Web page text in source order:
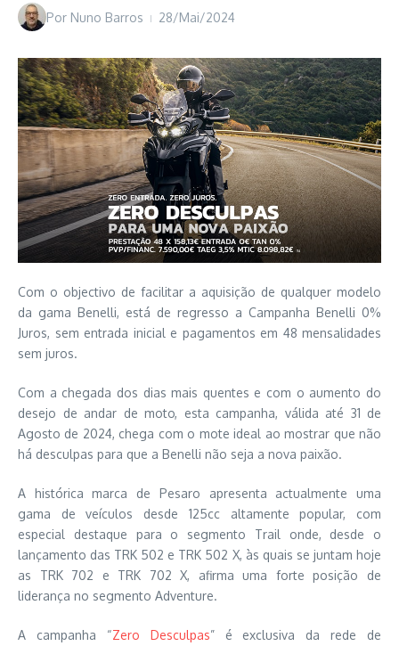
Por Nuno Barros 28/Mai/2024
Com o objectivo de facilitar a aquisição de qualquer modelo
da gama Benelli, está de regresso a Campanha Benelli 0%
Juros, sem entrada inicial e pagamentos em 48 mensalidades
sem juros.
Com a chegada dos dias mais quentes e com o aumento do
desejo de andar de moto, esta campanha, válida até 31 de
Agosto de 2024, chega com o mote ideal ao mostrar que não
há desculpas para que a Benelli não seja a nova paixão.
A histórica marca de Pesaro apresenta actualmente uma
gama de veículos desde 125cc altamente popular, com
especial destaque para o segmento Trail onde, desde o
lançamento das TRK 502 e TRK 502 X, às quais se juntam hoje
as TRK 702 e TRK 702 X, afirma uma forte posição de
liderança no segmento Adventure.
A campanha “Zero Desculpas” é exclusiva da rede de